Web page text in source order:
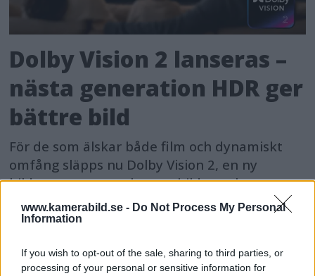
www.kamerabild.se - Do Not Process My Personal
Information
If you wish to opt-out of the sale, sharing to third parties, or
processing of your personal or sensitive information for
Dolby Vision 2 lanseras –
nästa generation HDR ger
bättre bild
För de som älskar både film och dynamiskt
omfång släpps nu Dolby Vision 2, en ny
bildmotor som analyserar bilden och scenen
och förbättrar den för tittaren.